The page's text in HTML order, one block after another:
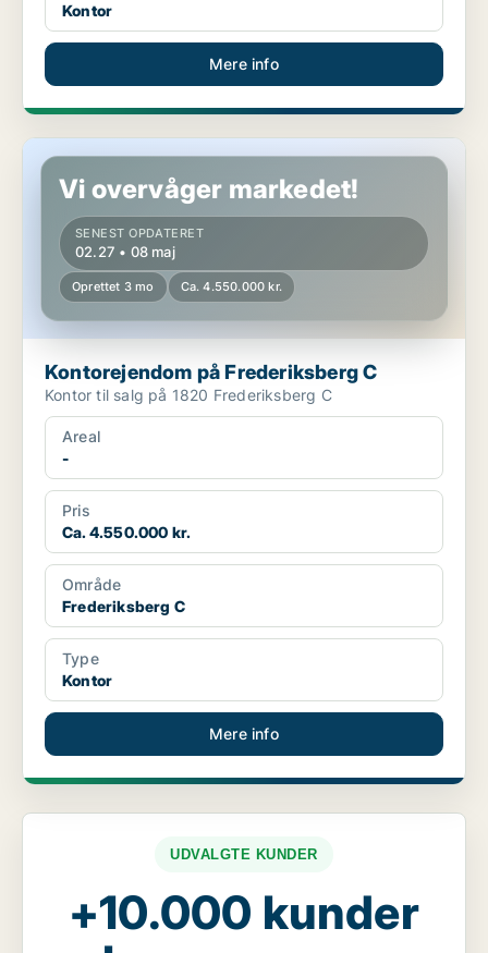
Kontor
Mere info
Kontorejendom på Frederiksberg C
Vi overvåger markedet!
SENEST OPDATERET
02.27 • 08 maj
Oprettet 3 mo Ca. 4.550.000 kr.
Kontorejendom på Frederiksberg C
Kontor til salg på 1820 Frederiksberg C
Areal
-
Pris
Ca. 4.550.000 kr.
Område
Frederiksberg C
Type
Kontor
Mere info
UDVALGTE KUNDER
+10.000 kunder